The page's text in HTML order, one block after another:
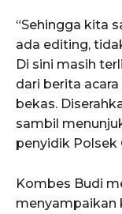
“Sehingga kita
ada editing,
Di sini masih
dari berita
bekas.
sambil
penyidik Polsek
Kombes Budi
menyampaikan